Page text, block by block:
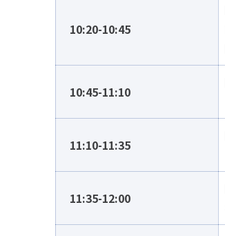
10:20-10:45
10:45-11:10
11:10-11:35
11:35-12:00